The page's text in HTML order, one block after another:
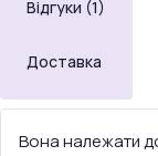
Відгуки (1)
Доставка
Вона належати